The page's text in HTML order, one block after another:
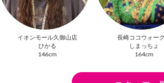
イオンモール久御山店
ひかる
146cm
長崎ココウォー
しまっちょ
164cm